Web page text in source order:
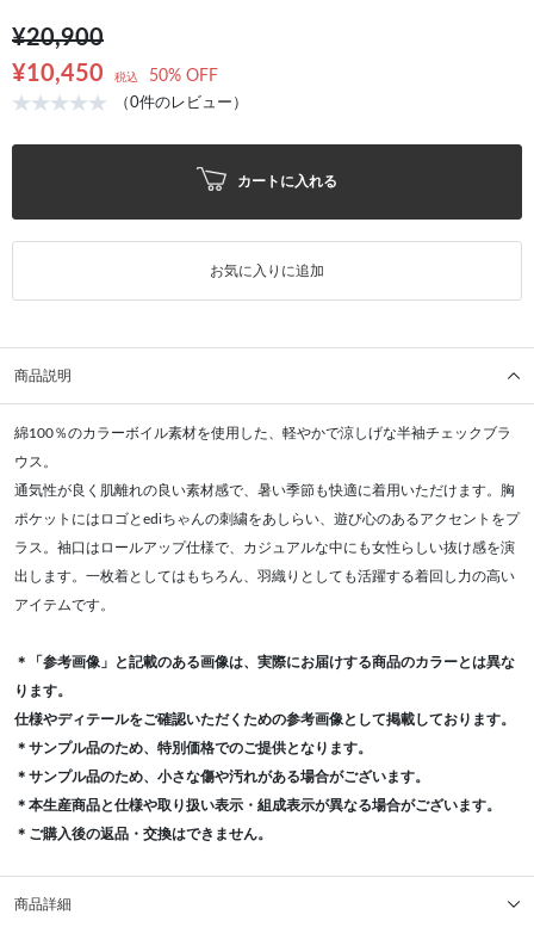
¥20,900
¥10,450
税込 50% OFF
（0件のレビュー）
カートに入れる
お気に入りに追加
商品説明
綿100％のカラーボイル素材を使用した、軽やかで涼しげな半袖チェックブラ
ウス。
通気性が良く肌離れの良い素材感で、暑い季節も快適に着用いただけます。胸
ポケットにはロゴとediちゃんの刺繍をあしらい、遊び心のあるアクセントをプ
ラス。袖口はロールアップ仕様で、カジュアルな中にも女性らしい抜け感を演
出します。一枚着としてはもちろん、羽織りとしても活躍する着回し力の高い
アイテムです。
＊「参考画像」と記載のある画像は、実際にお届けする商品のカラーとは異な
ります。
仕様やディテールをご確認いただくための参考画像として掲載しております。
＊サンプル品のため、特別価格でのご提供となります。
＊サンプル品のため、小さな傷や汚れがある場合がございます。
＊本生産商品と仕様や取り扱い表示・組成表示が異なる場合がございます。
＊ご購入後の返品・交換はできません。
商品詳細